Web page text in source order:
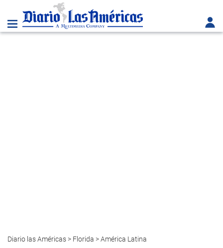
Diario las Américas> Florida >América Latina